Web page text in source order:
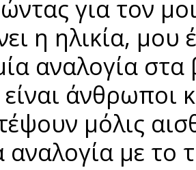
για τον
η ηλικία, μου
αναλογία
άνθρωποι
μόλις
αναλογία με το